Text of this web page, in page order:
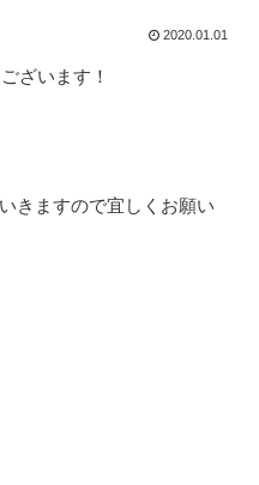
2020.01.01
ざいます！
きますので宜しくお願い